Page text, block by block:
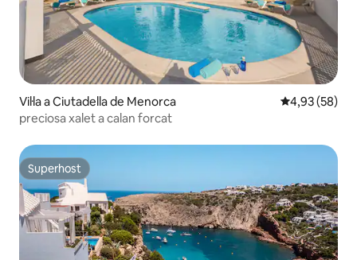
Vil·la a Ciutadella de Menorca 4,93 de
4,93 (58)
preciosa xalet a calan forcat
Superhost
Superhost